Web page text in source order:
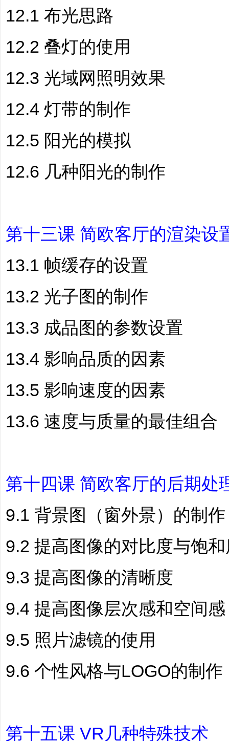
12.1 布光思路
12.2 叠灯的使用
12.3 光域网照明效果
12.4 灯带的制作
12.5 阳光的模拟
12.6 几种阳光的制作
第十三课 简欧客厅的渲染设
13.1 帧缓存的设置
13.2 光子图的制作
13.3 成品图的参数设置
13.4 影响品质的因素
13.5 影响速度的因素
13.6 速度与质量的最佳组合
第十四课 简欧客厅的后期处
9.1 背景图（窗外景）的制作
9.2 提高图像的对比度与饱
9.3 提高图像的清晰度
9.4 提高图像层次感和空间感
9.5 照片滤镜的使用
9.6 个性风格与LOGO的制作
第十五课 VR几种特殊技术